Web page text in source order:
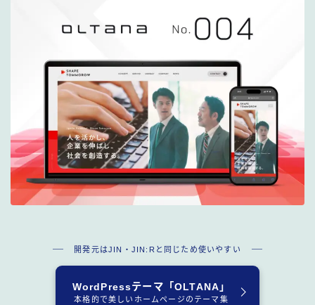
開発元はJIN・JIN:Rと同じため使いやすい
WordPressテーマ「OLTANA」
本格的で美しいホームページのテーマ集